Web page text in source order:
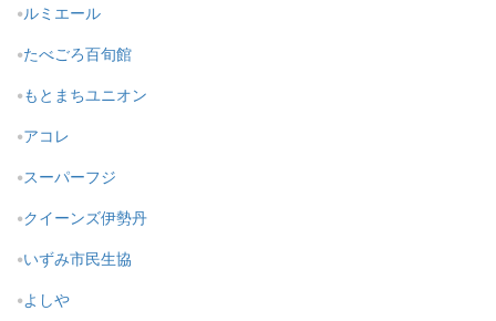
ルミエール
たべごろ百旬館
もとまちユニオン
アコレ
スーパーフジ
クイーンズ伊勢丹
いずみ市民生協
よしや